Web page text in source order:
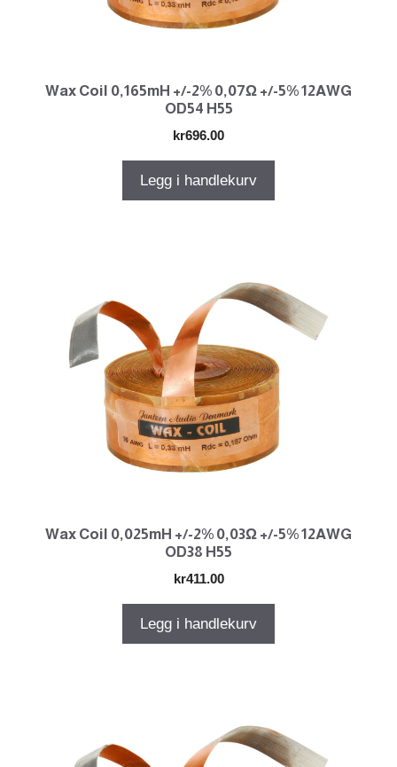
Wax Coil 0,165mH +/-2% 0,07Ω +/-5% 12AWG
OD54 H55
kr696.00
Legg i handlekurv
Wax Coil 0,025mH +/-2% 0,03Ω +/-5% 12AWG
OD38 H55
kr411.00
Legg i handlekurv